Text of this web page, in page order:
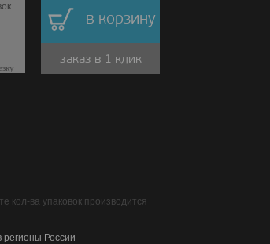
в корзину
заказ в 1 клик
кол-ва упаковок производится
регионы России